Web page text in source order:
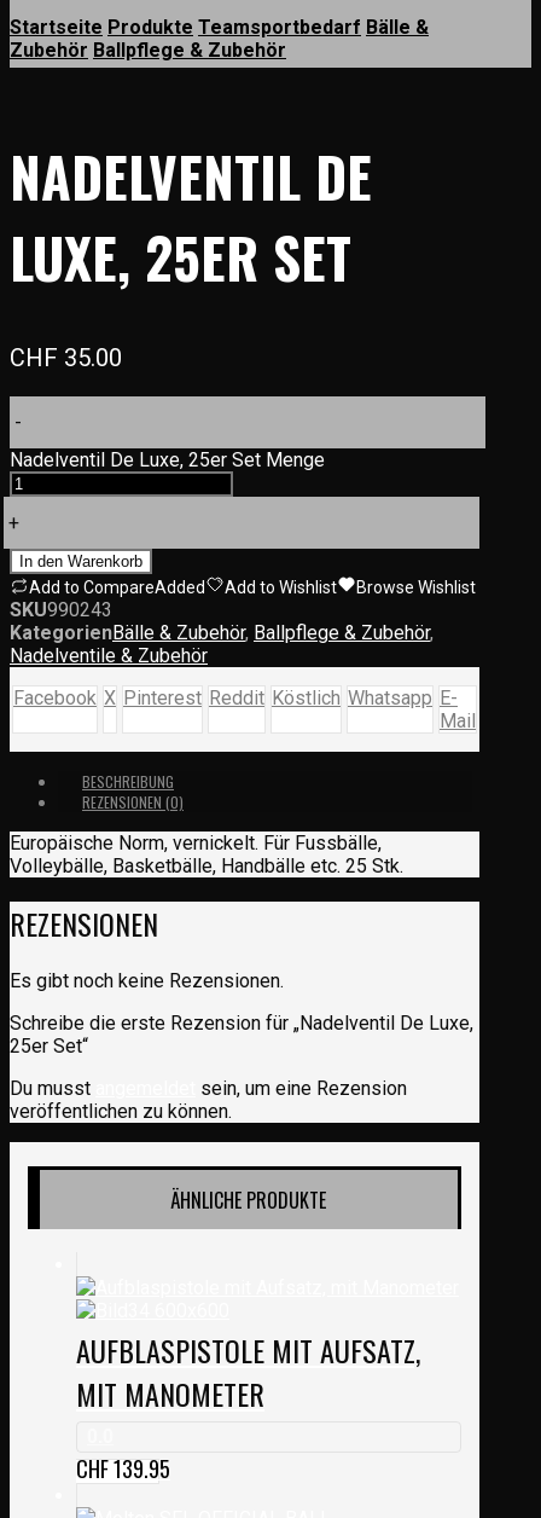
Startseite Produkte Teamsportbedarf Bälle &
Zubehör Ballpflege & Zubehör
NADELVENTIL DE
LUXE, 25ER SET
CHF 35.00
-
Nadelventil De Luxe, 25er Set Menge
+
In den Warenkorb
Add to CompareAdded Add to Wishlist Browse Wishlist
SKU990243
KategorienBälle & Zubehör, Ballpflege & Zubehör,
Nadelventile & Zubehör
Facebook X Pinterest Reddit Köstlich Whatsapp E-
Mail
BESCHREIBUNG
REZENSIONEN (0)
Europäische Norm, vernickelt. Für Fussbälle,
Volleybälle, Basketbälle, Handbälle etc. 25 Stk.
REZENSIONEN
Es gibt noch keine Rezensionen.
Schreibe die erste Rezension für „Nadelventil De Luxe,
25er Set“
Du musst
sein, um eine Rezension
veröffentlichen zu können.
ÄHNLICHE PRODUKTE
AUFBLASPISTOLE MIT AUFSATZ,
MIT MANOMETER
CHF139.95